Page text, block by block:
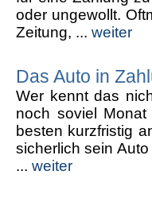
oder ungewollt.
Zeitung, ... weiter
Das Auto in
Wer kennt das
noch soviel
besten kurzfristig
sicherlich sein
... weiter